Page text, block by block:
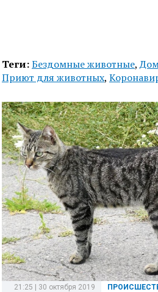
Теги:Бездомные животные,
Приют для животных,
21:25 | 30 октября 2019